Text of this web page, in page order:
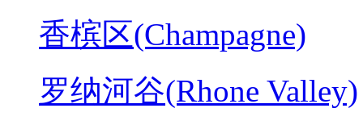
香槟区(Champagne)
罗纳河谷(Rhone Valley)